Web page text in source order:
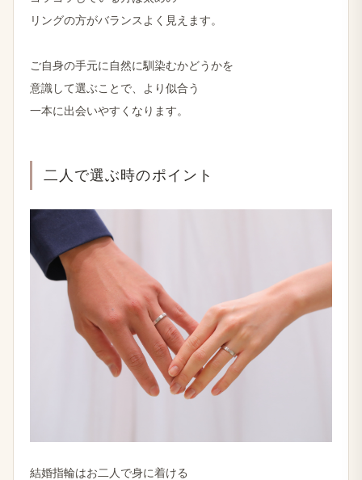
リングの​方が​バランスよく​見えます。
ご自身の​手元に​自然に​馴染むか​どうかを
意識して​選ぶことで、​より​似合う
一本に​出会いやすくなります。
二人で​選ぶ時の​ポイント
結婚​指輪は​お二人で​身に​着ける